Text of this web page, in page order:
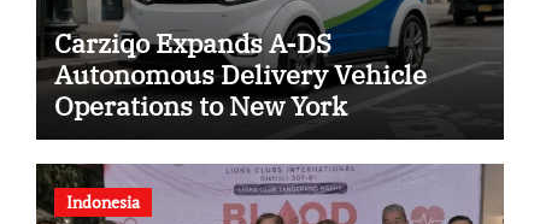
Carziqo Expands A-DS
Autonomous Delivery Vehicle
Operations to New York
Indonesia